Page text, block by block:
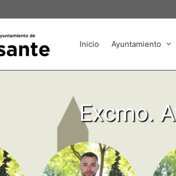
Inicio Ayuntamiento
Excmo.